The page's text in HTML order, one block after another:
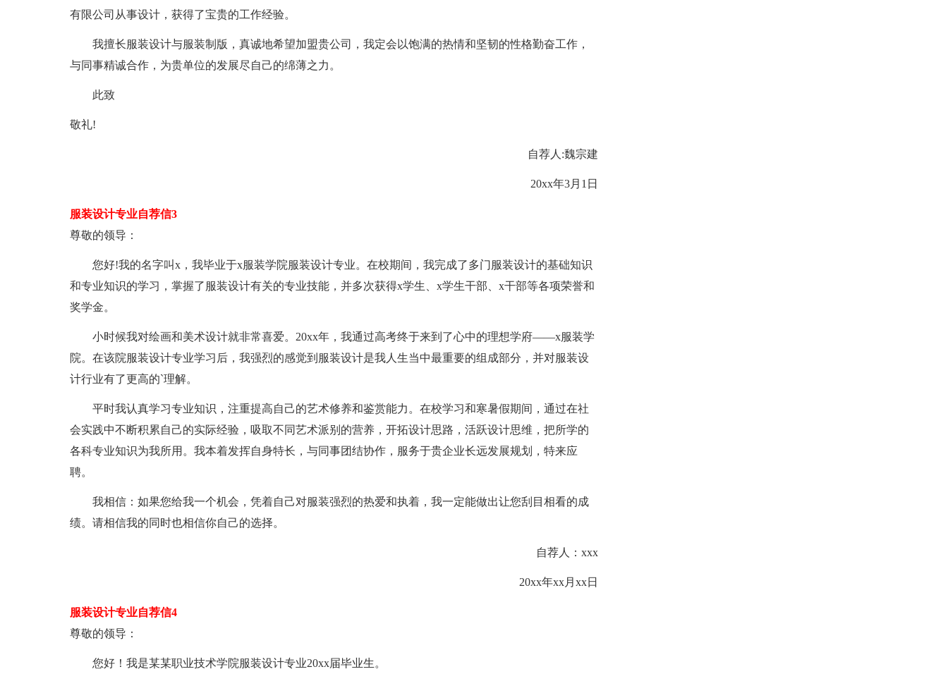
有限公司从事设计，获得了宝贵的工作经验。
我擅长服装设计与服装制版，真诚地希望加盟贵公司，我定会以饱满的热情和坚韧的性格勤奋工作，
与同事精诚合作，为贵单位的发展尽自己的绵薄之力。
此致
敬礼!
自荐人:魏宗建
20xx年3月1日
服装设计专业自荐信3
尊敬的领导：
您好!我的名字叫x，我毕业于x服装学院服装设计专业。在校期间，我完成了多门服装设计的基础知识
和专业知识的学习，掌握了服装设计有关的专业技能，并多次获得x学生、x学生干部、x干部等各项荣誉和
奖学金。
小时候我对绘画和美术设计就非常喜爱。20xx年，我通过高考终于来到了心中的理想学府——x服装学
院。在该院服装设计专业学习后，我强烈的感觉到服装设计是我人生当中最重要的组成部分，并对服装设
计行业有了更高的`理解。
平时我认真学习专业知识，注重提高自己的艺术修养和鉴赏能力。在校学习和寒暑假期间，通过在社
会实践中不断积累自己的实际经验，吸取不同艺术派别的营养，开拓设计思路，活跃设计思维，把所学的
各科专业知识为我所用。我本着发挥自身特长，与同事团结协作，服务于贵企业长远发展规划，特来应
聘。
我相信：如果您给我一个机会，凭着自己对服装强烈的热爱和执着，我一定能做出让您刮目相看的成
绩。请相信我的同时也相信你自己的选择。
自荐人：xxx
20xx年xx月xx日
服装设计专业自荐信4
尊敬的领导：
您好！我是某某职业技术学院服装设计专业20xx届毕业生。